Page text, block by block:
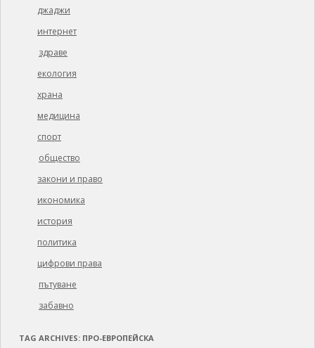
джаджи
интернет
здраве
екология
храна
медицина
спорт
общество
закони и право
икономика
история
политика
цифрови права
пътуване
забавно
TAG ARCHIVES: ПРО-ЕВРОПЕЙСКА